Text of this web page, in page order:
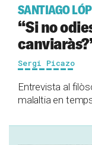
SANTIAGO
“Si no
Sergi Picazo
Entrevista al
malaltia en